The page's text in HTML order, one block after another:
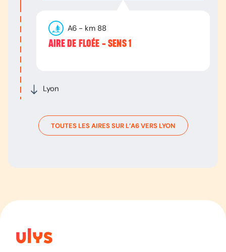
Lyon
A6 - km 88
AIRE DE FLOÉE - SENS 1
TOUTES LES AIRES SUR L’A6VERS LYON